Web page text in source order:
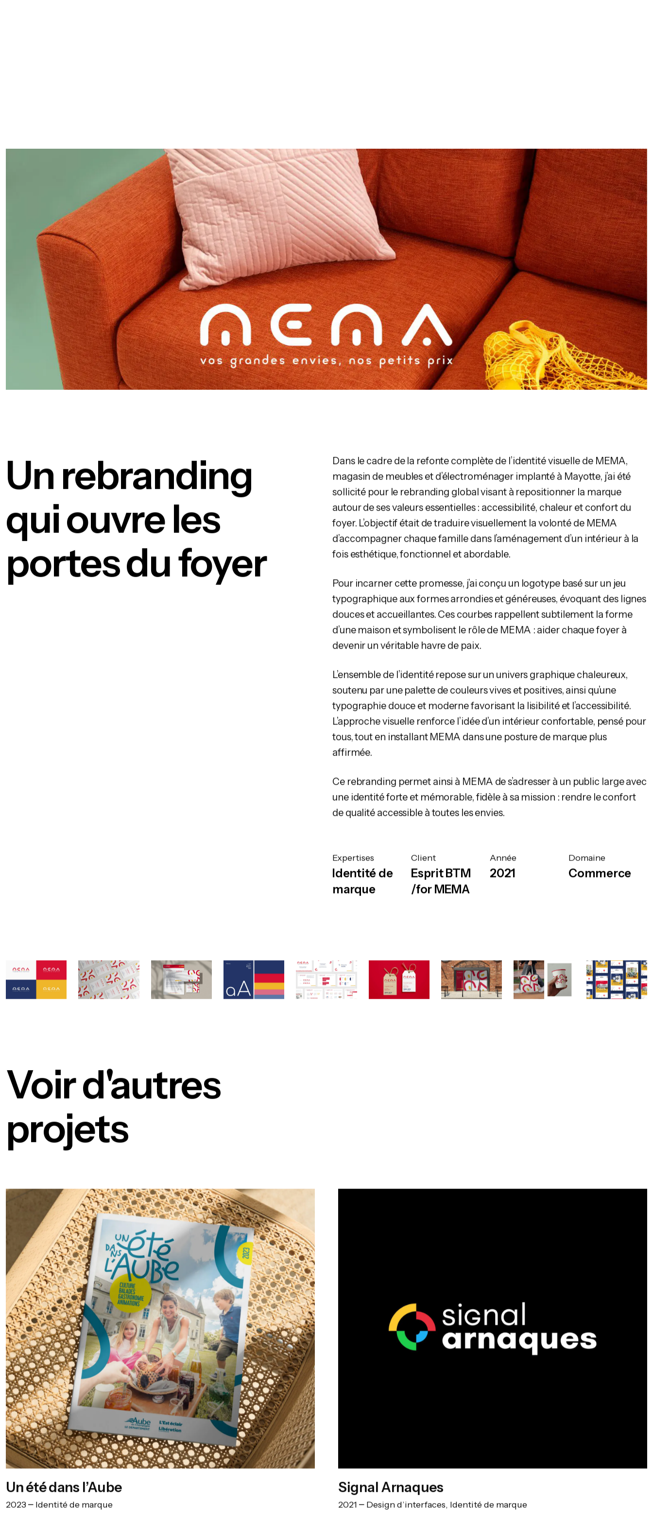
Un rebranding
qui ouvre les
portes du foyer
Dans le cadre de la refonte complète de l’identité visuelle de MEMA,
magasin de meubles et d’électroménager implanté à Mayotte, j’ai été
sollicité pour le rebranding global visant à repositionner la marque
autour de ses valeurs essentielles : accessibilité, chaleur et confort du
foyer. L’objectif était de traduire visuellement la volonté de MEMA
d’accompagner chaque famille dans l’aménagement d’un intérieur à la
fois esthétique, fonctionnel et abordable.
Pour incarner cette promesse, j’ai conçu un logotype basé sur un jeu
typographique aux formes arrondies et généreuses, évoquant des lignes
douces et accueillantes. Ces courbes rappellent subtilement la forme
d’une maison et symbolisent le rôle de MEMA : aider chaque foyer à
devenir un véritable havre de paix.
L’ensemble de l’identité repose sur un univers graphique chaleureux,
soutenu par une palette de couleurs vives et positives, ainsi qu’une
typographie douce et moderne favorisant la lisibilité et l’accessibilité.
L’approche visuelle renforce l’idée d’un intérieur confortable, pensé pour
tous, tout en installant MEMA dans une posture de marque plus
affirmée.
Ce rebranding permet ainsi à MEMA de s’adresser à un public large avec
une identité forte et mémorable, fidèle à sa mission : rendre le confort
de qualité accessible à toutes les envies.
Expertises
Identité de
marque
Client
Esprit BTM
/for MEMA
Année
2021
Domaine
Commerce
Voir d'autres
projets
Un été dans l’Aube
2023 Identité de marque
Signal Arnaques
2021 Design d’interfaces, Identité de marque